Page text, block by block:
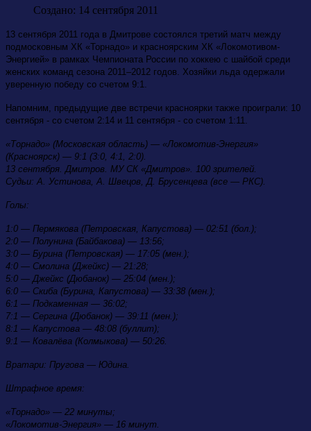
Создано: 14 сентября 2011
13 сентября 2011 года в Дмитрове состоялся третий матч между
подмосковным ХК «Торнадо» и красноярским ХК «Локомотивом-
Энергией» в рамках Чемпионата России по хоккею с шайбой среди
женских команд сезона 2011–2012 годов. Хозяйки льда одержали
уверенную победу со счетом 9:1.
Напомним, предыдущие две встречи красноярки также проиграли: 10
сентября - со счетом 2:14 и 11 сентября - со счетом 1:11.
«Торнадо» (Московская область) — «Локомотив-Энергия»
(Красноярск) — 9:1 (3:0, 4:1, 2:0).
13 сентября. Дмитров. МУ СК «Дмитров». 100 зрителей.
Судьи:А. Устинова, А. Швецов, Д. Брусенцева (все — РКС).
Голы:
1:0 — Пермякова (Петровская, Капустова) — 02:51 (бол.);
2:0 — Полунина (Байбакова) — 13:56;
3:0 — Бурина (Петровская) — 17:05 (мен.);
4:0 — Смолина (Джейкс) — 21:28;
5:0 —Джейкс (Дюбанок) — 25:04 (мен.);
6:0 — Скиба (Бурина, Капустова) — 33:38 (мен.);
6:1 — Подкаменная — 36:02;
7:1 — Сергина (Дюбанок) — 39:11 (мен.);
8:1 — Капустова — 48:08 (буллит);
9:1 — Ковалёва (Колмыкова) — 50:26.
Вратари: Пругова — Юдина.
Штрафное время:
«Торнадо» — 22 минуты;
«Локомотив-Энергия» — 16 минут.